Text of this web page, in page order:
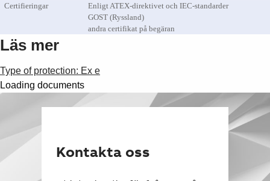
Certifieringar
Enligt ATEX-direktivet och IEC-standarder
GOST (Ryssland)
andra certifikat på begäran
Läs mer
Type of protection: Ex e
Loading documents
Kontakta oss